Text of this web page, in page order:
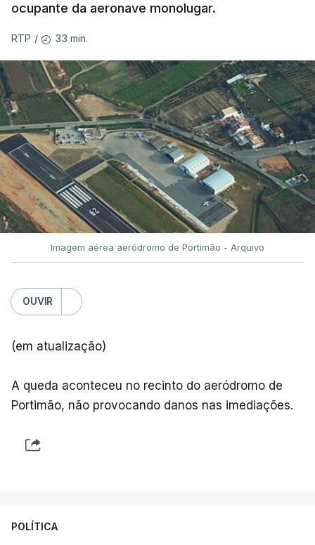
ocupante da aeronave monolugar.
RTP / 33 min.
Imagem aérea aeródromo de Portimão - Arquivo
OUVIR
(em atualização)
A queda aconteceu no recinto do aeródromo de
Portimão, não provocando danos nas imediações.
POLÍTICA